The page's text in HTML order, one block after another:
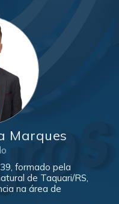
Marques
formado pela
de Taquari/RS,
na área de